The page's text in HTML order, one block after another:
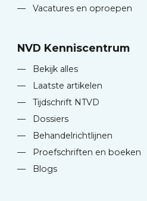
—
Vacatures en oproepen
NVD Kenniscentrum
—
Bekijk alles
—
Laatste artikelen
—
Tijdschrift NTVD
—
Dossiers
—
Behandelrichtlijnen
—
Proefschriften en boeken
—
Blogs